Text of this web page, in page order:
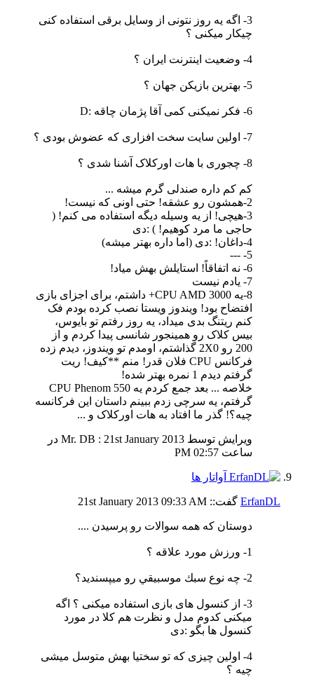
3- اگه یه روز نتونی از وسایل برقی استفاده کنی
چیکار میکنی ؟
4- وضعیت اینترنت ایران ؟
5- بهترین بازیکن جهان ؟
6- فکر نمیکنی کمی آقا پژمان چاقه :D
7- اولین سایت سخت افزاری که عضوش بودی ؟
8- چجوری با هات اورکلاک آشنا شدی ؟
کم کم داره صندلی گرم میشه ...
2-همشون رو عشقه! حتی اونی که نیست!
3-هیچی! از یه وسیله دیگه استفاده می کنم! (
حاجی ما مرد کوهیم! ) :دی
4-داغان! :دی (اما داره بهتر میشه)
5- ---
6- نه اتفاقاً! استایلش بهش میاد!
7- یادم نیست
8-یه CPU AMD 3000+ داشتم، برای اجزای بازی
افتضاح بود! ویندوز ویستا نصب کرده بودم فک
کنم ریتنگ بدی میداد، یه روز رفتم تو بایوس،
بیس کلاک رو همینجور شانسی پیدا کردم و از
200 رو 2X0 گذاشتم، اومدم تو ویندوز، دیدم زده
فرکانس CPU فلان قدر! منم **کیف! ریت
گرفتم دیدم 1 نمره بهتر شده!
خلاصه ... بعد جمع کردم یه CPU Phenom 550
گرفتم، یه سرچی زدم ببینم داستان این فرکانسه
چیه؟! گذر ما افتاد به هات اورکلاک و ...
ویرایش توسط Mr. DB : 21st January 2013 در
ساعت 02:57 PM
ErfanDL گفت:: 21st January 2013 09:33 AM
دوستان که همه سوالات رو پرسیدن ....
1- ورزش مورد علاقه ؟
2- چه نوع سبك موسبيقي رو ميپسنديد؟
3- از کنسول های بازی استفاده میکنی ؟ اگه
میکنی کدوم مدل و نظرت هم کلا در مورد
کنسول ها بگو :دی
4- اولین چیزی که تو سختیا بهش متوسل میشی
چیه ؟